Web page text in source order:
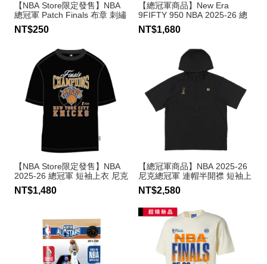
【NBA Store限定發售】NBA
總冠軍 Patch Finals 布章 刺繡
貼
NT$250
【總冠軍商品】New Era
9FIFTY 950 NBA 2025-26 總
冠軍帽 尼克隊
NT$1,680
【NBA Store限定發售】NBA
2025-26 總冠軍 短袖上衣 尼克
隊
NT$1,480
【總冠軍商品】NBA 2025-26
尼克總冠軍 連帽半開襟 短袖上
衣
NT$2,580